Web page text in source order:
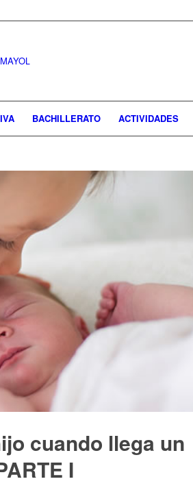
BACHILLERATO ACTIVIDADES
cuando llega un
I